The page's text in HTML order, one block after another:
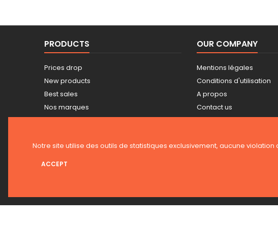
PRODUCTS
Prices drop
New products
Best sales
Nos marques
Tarifs professionnels
OUR COMPANY
Mentions légales
Conditions d'utilisation
A propos
Contact us
Sitemap
Notre site utilise des outils de statistiques exclusivement, aucune violation
ACCEPT